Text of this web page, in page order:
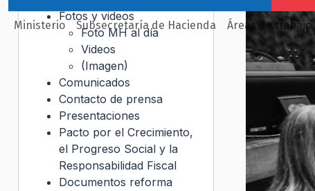
Ministerio Subsecretaría de Hacienda Áreas de trabajo
Fotos y videos
Foto MH al día
Videos
(Imagen)
Comunicados
Contacto de prensa
Presentaciones
Pacto por el Crecimiento,
el Progreso Social y la
Responsabilidad Fiscal
Documentos reforma